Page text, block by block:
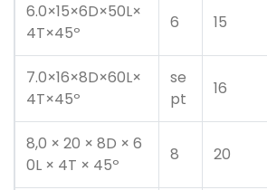
6.0×15×6D×50L×
4T×45º
6 15
7.0×16×8D×60L×
4T×45º
se
pt
16
8,0 × 20 × 8D × 6
0L × 4T × 45º
8 20